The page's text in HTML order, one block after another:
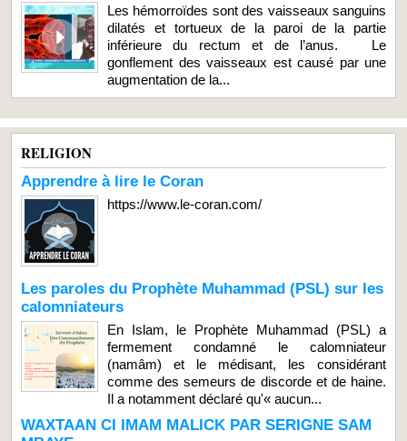
Les hémorroïdes sont des vaisseaux sanguins
dilatés et tortueux de la paroi de la partie
inférieure du rectum et de l’anus. Le
gonflement des vaisseaux est causé par une
augmentation de la...
RELIGION
Apprendre à lire le Coran
https://www.le-coran.com/
Les paroles du Prophète Muhammad (PSL) sur les
calomniateurs
En Islam, le Prophète Muhammad (PSL) a
fermement condamné le calomniateur
(namâm) et le médisant, les considérant
comme des semeurs de discorde et de haine.
Il a notamment déclaré qu'« aucun...
WAXTAAN CI IMAM MALICK PAR SERIGNE SAM